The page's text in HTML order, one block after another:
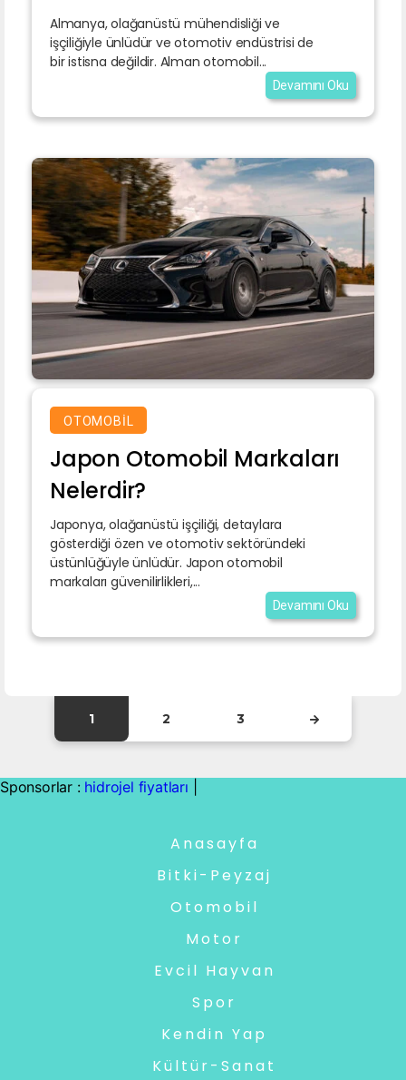
Almanya, olağanüstü mühendisliği ve
işçiliğiyle ünlüdür ve otomotiv endüstrisi de
bir istisna değildir. Alman otomobil...
Devamını Oku
OTOMOBIL
Japon Otomobil Markaları
Nelerdir?
Japonya, olağanüstü işçiliği, detaylara
gösterdiği özen ve otomotiv sektöründeki
üstünlüğüyle ünlüdür. Japon otomobil
markaları güvenilirlikleri,...
Devamını Oku
1 2 3
Sponsorlar : hidrojel fiyatları
Anasayfa
Bitki-Peyzaj
Otomobil
Motor
Evcil Hayvan
Spor
Kendin Yap
Kültür-Sanat